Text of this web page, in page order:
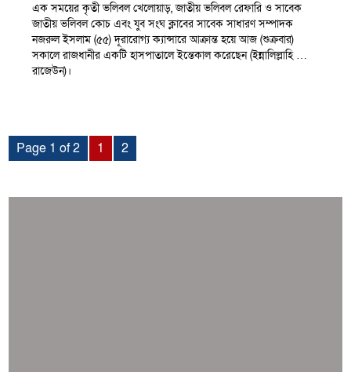
এক সময়ের কৃতী ভলিবল খেলোয়াড়, জাতীয় ভলিবল রেফারি ও সাবেক
জাতীয় ভলিবল কোচ এবং যুব সংঘ ক্লাবের সাবেক সাধারণ সম্পাদক
নজরুল ইসলাম (৫৫) দূরারোগ্য ক্যান্সারে আক্রান্ত হয়ে আজ (শুক্রবার)
সকালে রাজধানীর একটি হাসপাতালে ইন্তেকাল করেছেন (ইন্নালিল্লাহি …
রাজেউন)।
Page 1 of 2 1 2